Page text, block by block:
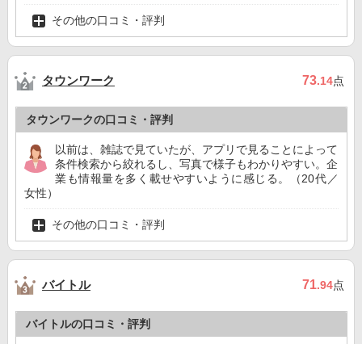
その他の口コミ・評判
タウンワーク 73.14点
タウンワークの口コミ・評判
以前は、雑誌で見ていたが、アプリで見ることによって
条件検索から絞れるし、写真で様子もわかりやすい。企
業も情報量を多く載せやすいように感じる。（20代／
女性）
その他の口コミ・評判
バイトル 71.94点
バイトルの口コミ・評判